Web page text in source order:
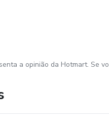
a opinião da Hotmart. Se